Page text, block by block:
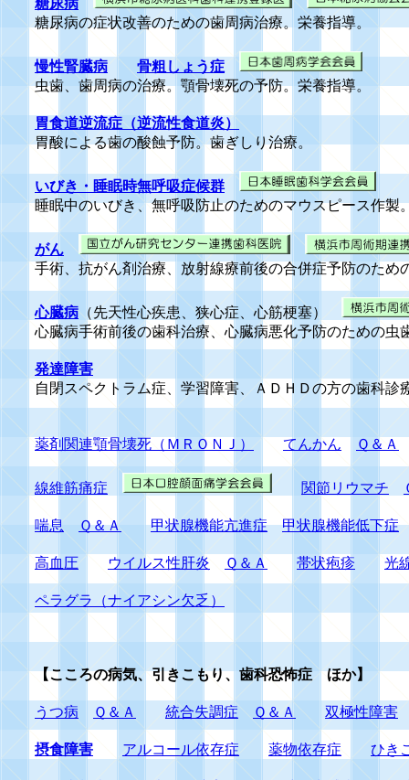
糖尿病
糖尿病の症状改善のための歯周病治療。栄養指導。
慢性腎臓病
骨粗しょう症
虫歯、歯周病の治療。顎骨壊死の予防。栄養指導。
胃食道逆流症（逆流性食道炎）
胃酸による歯の酸蝕予防。歯ぎしり治療。
いびき・睡眠時無呼吸症候群
睡眠中のいびき、無呼吸防止のためのマウスピース作製
がん
手術、抗がん剤治療、放射線療前後の合併症予防のため
心臓病 （先天性心疾患、狭心症、心筋梗塞）
心臓病手術前後の歯科治療、心臓病悪化予防のための虫
発達障害
自閉スペクトラム症、学習障害、ＡＤＨＤの方の歯科診
薬剤関連顎骨壊死（ＭＲＯＮＪ） てんかん Ｑ＆Ａ
線維筋痛症 関節リウマチ
喘息 Ｑ＆Ａ 甲状腺機能亢進症 甲状腺機能低下症
高血圧 ウイルス性肝炎 Ｑ＆Ａ 帯状疱疹 光
ペラグラ（ナイアシン欠乏）
【こころの病気、引きこもり、歯科恐怖症 ほか】
うつ病 Ｑ＆Ａ 統合失調症 Ｑ＆Ａ 双極性障害
摂食障害 アルコール依存症 薬物依存症 ひき